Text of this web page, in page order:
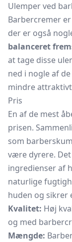
Ulemper ved
Barbercremer
der er også
balanceret
at tage disse
ned i nogle af
mindre
Pris
En af de mest
prisen.
som
være dyrere.
ingredienser af
naturlige
huden og sikrer
Kvalitet: Høj
og med
Mængde: